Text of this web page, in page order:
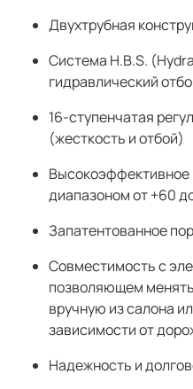
Двухтрубная
Система H.B.S.
гидравлический
16-ступенчатая
(жесткость и отбой)
диапазоном от +60
Запатентованное
Совместимость с
позволяющем
вручную из салона
зависимости от
Надежность и